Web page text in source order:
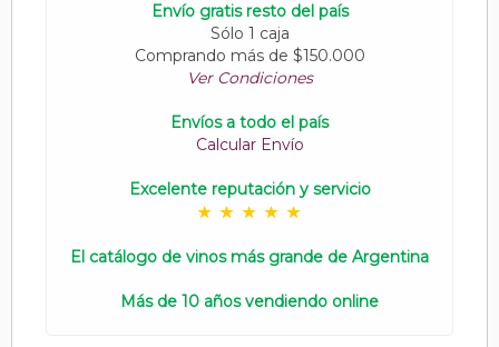
Envío gratis resto del país
Sólo 1 caja
Comprando más de $150.000
Ver Condiciones
Envíos a todo el país
Calcular Envío
Excelente reputación y servicio
El catálogo de vinos más grande de Argentina
Más de 10 años vendiendo online